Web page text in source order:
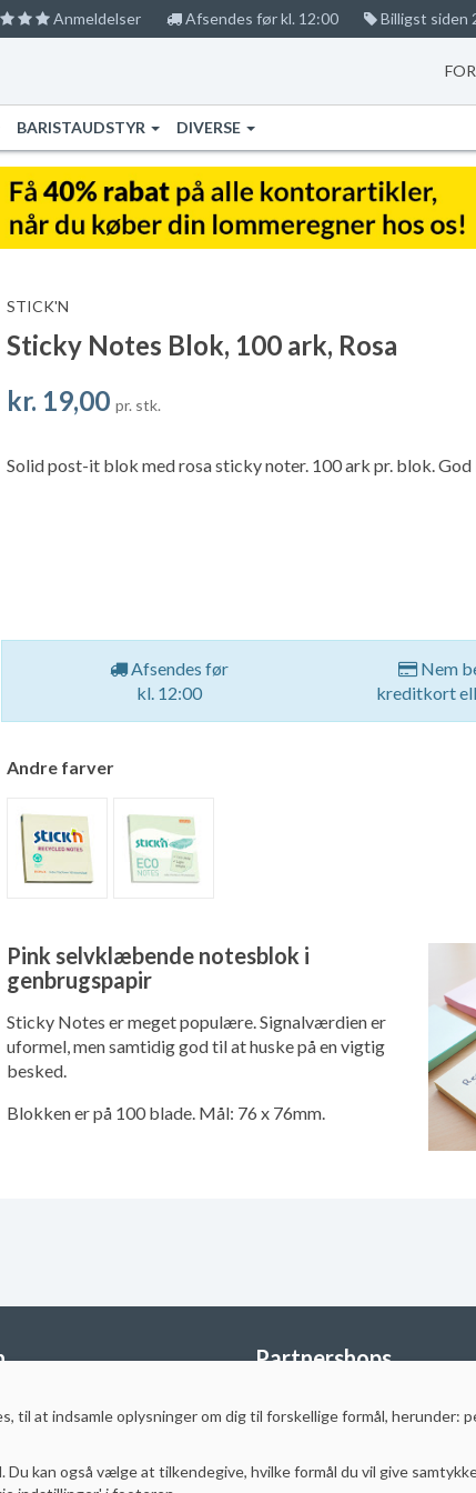
Anmeldelser Afsendes før kl. 12:00 Billigst siden
BARISTAUDSTYR DIVERSE
STICK'N
Sticky Notes Blok, 100 ark, Rosa
kr. 19,00 pr. stk.
Solid post-it blok med rosa sticky noter. 100 ark pr. blok.
Afsendes før
kl. 12:00
Nem
kreditkort
Andre farver
Pink selvklæbende notesblok i
genbrugspapir
Sticky Notes er meget populære. Signalværdien er
uformel, men samtidig god til at huske på en vigtig
besked.
Blokken er på 100 blade. Mål: 76 x 76mm.
Partnershops
StudyShop Finland
Styrthjelm .dk
til at indsamle oplysningerom dig til forskellige formål, herunder:
kan også vælge at tilkendegive, hvilke formål du vil give